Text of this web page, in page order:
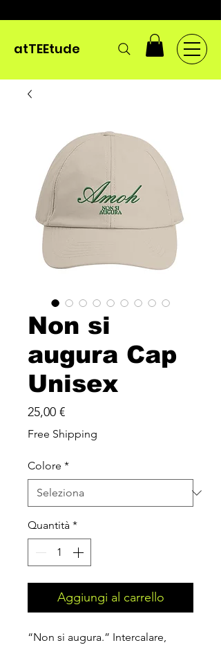
atTEEtude
Non si
augura Cap
Unisex
25,00 €Prezzo
Free Shipping
Colore *
Quantità *
Aggiungi al carrello
“Non si augura.” Intercalare,